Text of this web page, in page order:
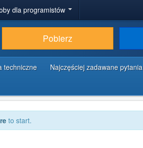
dla programistów
Pobierz
techniczne Najczęściej zadawane pytania
to start.